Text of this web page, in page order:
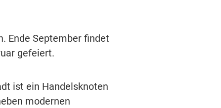
Ende September findet
gefeiert.
ist ein Handelsknoten
modernen